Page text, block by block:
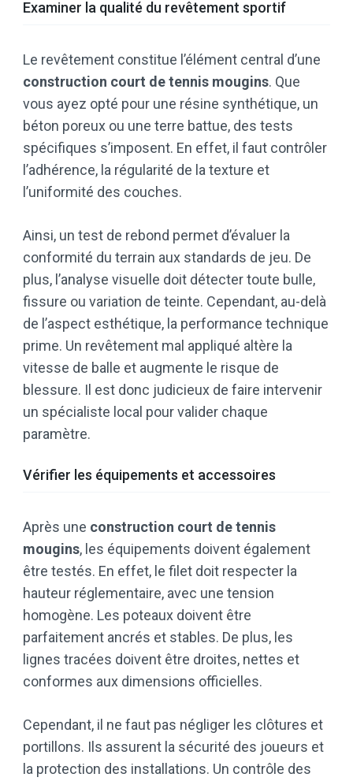
Examiner la qualité du revêtement sportif
Le revêtement constitue l’élément central d’une
construction court de tennis mougins. Que
vous ayez opté pour une résine synthétique, un
béton poreux ou une terre battue, des tests
spécifiques s’imposent. En effet, il faut contrôler
l’adhérence, la régularité de la texture et
l’uniformité des couches.
Ainsi, un test de rebond permet d’évaluer la
conformité du terrain aux standards de jeu. De
plus, l’analyse visuelle doit détecter toute bulle,
fissure ou variation de teinte. Cependant, au-delà
de l’aspect esthétique, la performance technique
prime. Un revêtement mal appliqué altère la
vitesse de balle et augmente le risque de
blessure. Il est donc judicieux de faire intervenir
un spécialiste local pour valider chaque
paramètre.
Vérifier les équipements et accessoires
Après une construction court de tennis
mougins, les équipements doivent également
être testés. En effet, le filet doit respecter la
hauteur réglementaire, avec une tension
homogène. Les poteaux doivent être
parfaitement ancrés et stables. De plus, les
lignes tracées doivent être droites, nettes et
conformes aux dimensions officielles.
Cependant, il ne faut pas négliger les clôtures et
portillons. Ils assurent la sécurité des joueurs et
la protection des installations. Un contrôle des